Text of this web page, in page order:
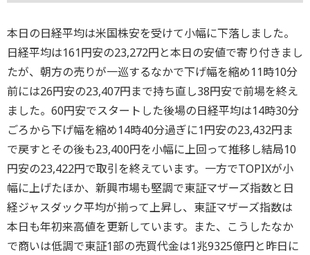
本日の日経平均は米国株安を受けて小幅に下落しました。
日経平均は161円安の23,272円と本日の安値で寄り付きまし
たが、朝方の売りが一巡するなかで下げ幅を縮め11時10分
前には26円安の23,407円まで持ち直し38円安で前場を終え
ました。60円安でスタートした後場の日経平均は14時30分
ごろから下げ幅を縮め14時40分過ぎに1円安の23,432円ま
で戻すとその後も23,400円を小幅に上回って推移し結局10
円安の23,422円で取引を終えています。一方でTOPIXが小
幅に上げたほか、新興市場も堅調で東証マザーズ指数と日
経ジャスダック平均が揃って上昇し、東証マザーズ指数は
本日も年初来高値を更新しています。また、こうしたなか
で商いは低調で東証1部の売買代金は1兆9325億円と昨日に